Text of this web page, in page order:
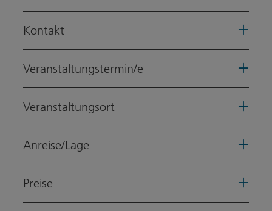
Kontakt
Veranstaltungstermin/e
Veranstaltungsort
Anreise/Lage
Preise